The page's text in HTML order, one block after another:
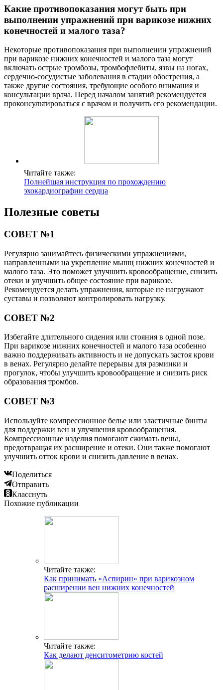
Какие противопоказания могут быть при
выполнении упражнений при варикозе нижних
конечностей и малого таза?
Некоторые противопоказания при выполнении упражнений
при варикозе нижних конечностей и малого таза могут
включать острые тромбозы, тромбофлебиты, язвы на ногах,
сердечно-сосудистые заболевания в стадии обострения, а
также другие состояния, требующие особого внимания и
консультации врача. Перед началом занятий рекомендуется
проконсультироваться с врачом и получить его рекомендации.
Читайте также:
Полнейшая инструкция по прохождению
эхокардиографии сердца
Полезные советы
СОВЕТ №1
Регулярно занимайтесь физическими упражнениями,
направленными на укрепление мышц нижних конечностей и
малого таза. Это поможет улучшить кровообращение, снизить
отеки и улучшить общее состояние при варикозе.
Рекомендуется делать упражнения, которые не нагружают
суставы и позволяют контролировать нагрузку.
СОВЕТ №2
Избегайте длительного сидения или стояния в одной позе.
При варикозе нижних конечностей и малого таза особенно
важно поддерживать активность и не допускать застоя крови
в венах. Регулярно делайте перерывы для разминки и
прогулок, чтобы улучшить кровообращение и снизить риск
образования тромбов.
СОВЕТ №3
Используйте компрессионное белье или эластичные бинты
для поддержки вен и улучшения кровообращения.
Компрессионные изделия помогают сжимать вены,
предотвращая их расширение и отеки. Они также помогают
улучшить отток крови и снизить давление в венах.
Поделиться
Отправить
Класснуть
Похожие публикации
Читайте также:
Как принимать «Аспирин» при варикозном
расширении вен нижних конечностей
Читайте также:
Как делают денситометрию костей